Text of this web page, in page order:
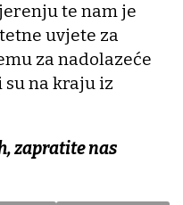
te nam je
uvjete za
za nadolazeće
na kraju iz
zapratite nas